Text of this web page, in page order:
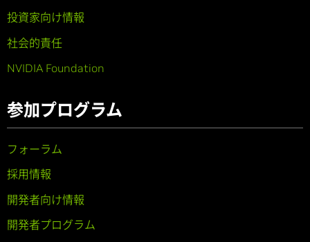
投資家向け情報
社会的責任
NVIDIA Foundation
参加プログラム
フォーラム
採用情報
開発者向け情報
開発者プログラム